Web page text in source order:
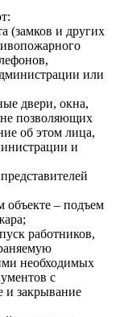
(замков и других
или
двери, окна,
не позволяющих
об этом лица,
и
объекте – подъем
работников,
необходимых
с
и закрывание